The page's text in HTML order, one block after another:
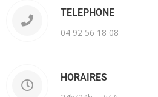
TELEPHONE
04 92 56 18 08
HORAIRES